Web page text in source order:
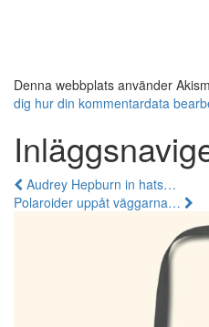
Denna webbplats använder
dig hur din kommentardata
Audrey Hepburn in hats…
Polaroider uppåt väggarna…